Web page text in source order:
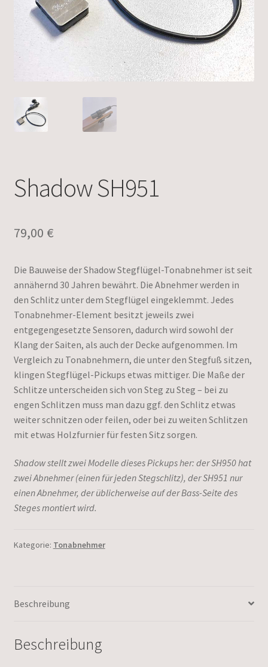
Shadow SH951
79,00 €
Die Bauweise der Shadow Stegflügel-Tonabnehmer ist seit
annähernd 30 Jahren bewährt. Die Abnehmer werden in
den Schlitz unter dem Stegflügel eingeklemmt. Jedes
Tonabnehmer-Element besitzt jeweils zwei
entgegengesetzte Sensoren, dadurch wird sowohl der
Klang der Saiten, als auch der Decke aufgenommen. Im
Vergleich zu Tonabnehmern, die unter den Stegfuß sitzen,
klingen Stegflügel-Pickups etwas mittiger. Die Maße der
Schlitze unterscheiden sich von Steg zu Steg – bei zu
engen Schlitzen muss man dazu ggf. den Schlitz etwas
weiter schnitzen oder feilen, oder bei zu weiten Schlitzen
mit etwas Holzfurnier für festen Sitz sorgen.
Shadow stellt zwei Modelle dieses Pickups her: der SH950 hat
zwei Abnehmer (einen für jeden Stegschlitz), der SH951 nur
einen Abnehmer, der üblicherweise auf der Bass-Seite des
Steges montiert wird.
Kategorie: Tonabnehmer
Beschreibung
Beschreibung